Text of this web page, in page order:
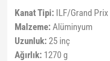
Kanat Tipi: ILF/Grand
Malzeme: Alüminyum
Uzunluk: 25 inç
Ağırlık: 1270 g